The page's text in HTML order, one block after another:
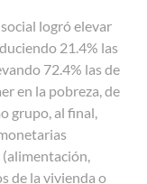
logró elevar
21.4% las
72.4% las de
en la pobreza, de
grupo, al final,
(alimentación,
de la vivienda o